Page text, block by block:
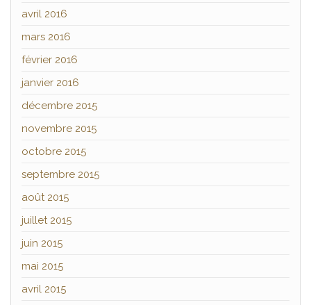
avril 2016
mars 2016
février 2016
janvier 2016
décembre 2015
novembre 2015
octobre 2015
septembre 2015
août 2015
juillet 2015
juin 2015
mai 2015
avril 2015